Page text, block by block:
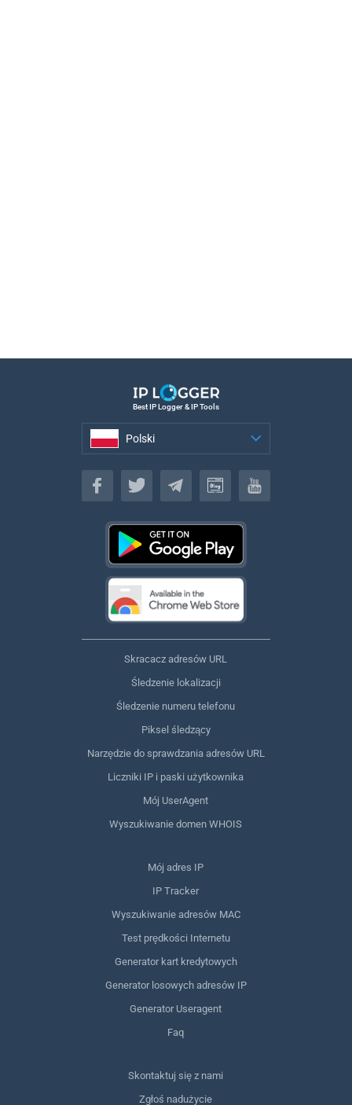
Best IP Logger & IP Tools
Polski
Polski
Skracacz adresów URL
Śledzenie lokalizacji
Śledzenie numeru telefonu
Piksel śledzący
Narzędzie do sprawdzania adresów URL
Liczniki IP i paski użytkownika
Mój UserAgent
Wyszukiwanie domen WHOIS
Mój adres IP
IP Tracker
Wyszukiwanie adresów MAC
Test prędkości Internetu
Generator kart kredytowych
Generator losowych adresów IP
Generator Useragent
Faq
Skontaktuj się z nami
Zgłoś nadużycie